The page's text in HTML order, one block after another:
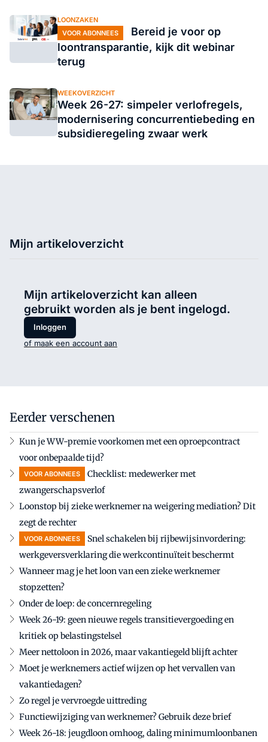
LOONZAKEN
VOOR ABONNEES
Bereid je voor op
loontransparantie, kijk dit webinar
terug
WEEKOVERZICHT
Week 26-27: simpeler verlofregels,
modernisering concurrentiebeding en
subsidieregeling zwaar werk
Mijn artikeloverzicht
Mijn artikeloverzicht kan alleen
gebruikt worden als je bent ingelogd.
Inloggen
of maak een account aan
Eerder verschenen
Kun je WW-premie voorkomen met een oproepcontract
voor onbepaalde tijd?
VOOR ABONNEES
Checklist: medewerker met
zwangerschapsverlof
Loonstop bij zieke werknemer na weigering mediation? Dit
zegt de rechter
VOOR ABONNEES
Snel schakelen bij rijbewijsinvordering:
werkgeversverklaring die werkcontinuïteit beschermt
Wanneer mag je het loon van een zieke werknemer
stopzetten?
Onder de loep: de concernregeling
Week 26-19: geen nieuwe regels transitievergoeding en
kritiek op belastingstelsel
Meer nettoloon in 2026, maar vakantiegeld blijft achter
Moet je werknemers actief wijzen op het vervallen van
vakantiedagen?
Zo regel je vervroegde uittreding
Functiewijziging van werknemer? Gebruik deze brief
Week 26-18: jeugdloon omhoog, daling minimumloonbanen